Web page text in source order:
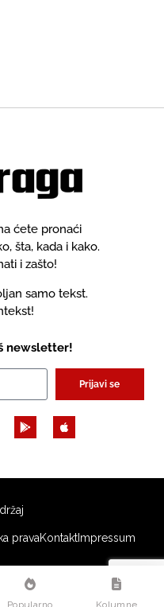
ćete pronaći
šta, kada i kako.
i zašto!
samo tekst.
newsletter!
Prijavi se
pravaKontakt Impressum
Popularno Kolumne